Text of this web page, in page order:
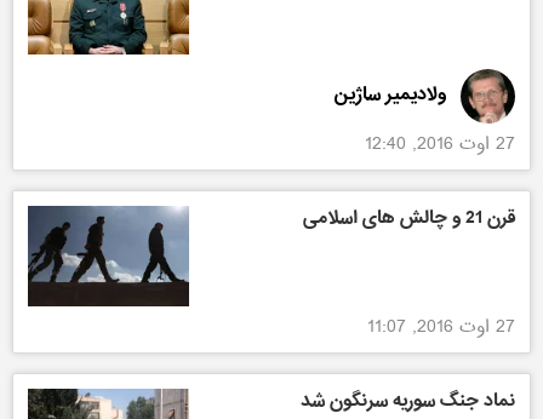
ولادیمیر ساژین
27 اوت 2016, 12:40
قرن 21 و چالش های اسلامی
27 اوت 2016, 11:07
نماد جنگ سوریه سرنگون شد